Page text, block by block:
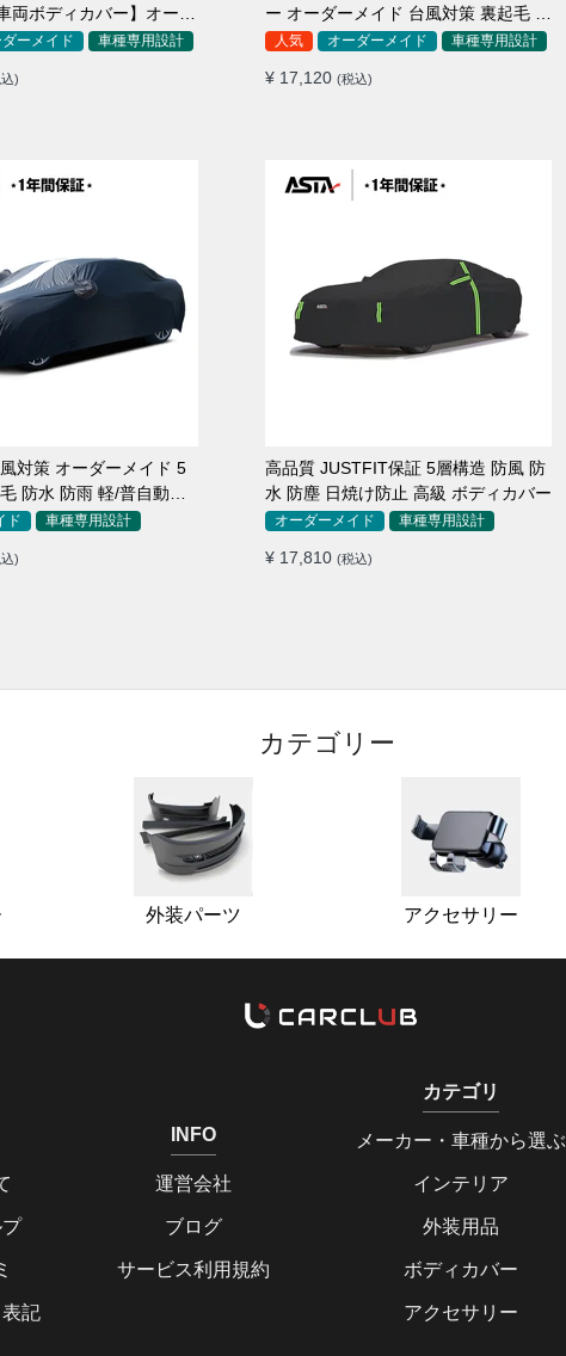
両ボディカバー】オーダ
かい 裏起毛車
ダーメイド 車種専用設計
)
ー オーダーメイド 台風対策 裏起毛 防
水 耐久性 傷保護
人気 オーダーメイド 車種専用設計
¥ 17,120 (税込)
対策 オーダーメイド 5
防水 防雨 軽/普自動車
すめ
ド 車種専用設計
)
高品質 JUSTFIT保証 5層構造 防風 防
水 防塵 日焼け防止 高級 ボディカバー
オーダーメイド 車種専用設計
¥ 17,810 (税込)
カテゴリー
外装パーツ アクセサリー
記
INFO
運営会社
ブログ
サービス利用規約
カテゴリ
メーカー・車種から選ぶ
インテリア
外装用品
ボディカバー
アクセサリー